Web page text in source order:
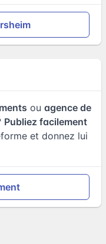
ou agence de
Publiez facilement
et donnez lui